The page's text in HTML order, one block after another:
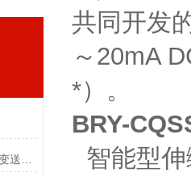
共同开发
～20mA
*）。
BRY-
智能型